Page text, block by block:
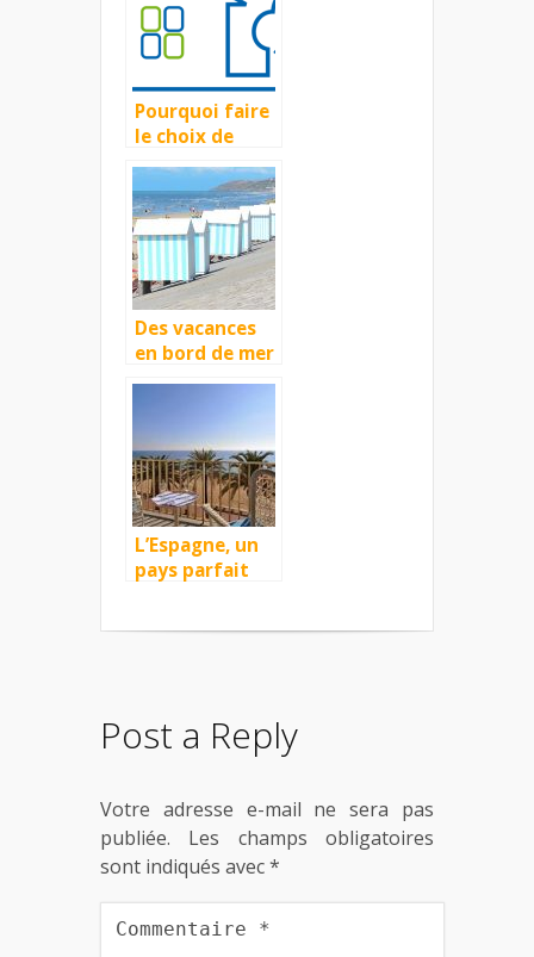
vacances en
Valinco
Pourquoi faire
le choix de
prendre un
appartement
en location à
Béziers ?
Des vacances
en bord de mer
avec la
appartement
Hardelot !
L’Espagne, un
pays parfait
Post a Reply
Votre adresse e-mail ne sera pas
publiée.
Les champs obligatoires
sont indiqués avec*